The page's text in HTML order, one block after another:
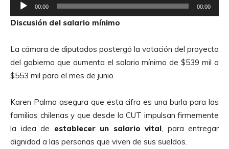
d
o
e
p
o
d
u
t
o
r
d
00:00 00:00
Discusión del salario mínimo
La cámara de diputados postergó la votación del proyecto
del gobierno que aumenta el salario mínimo de $539 mil a
$553 mil para el mes de junio.
Karen Palma asegura que esta cifra es una burla para las
familias chilenas y que desde la CUT impulsan firmemente
la idea de establecer un salario vital , para entregar
dignidad a las personas que viven de sus sueldos.